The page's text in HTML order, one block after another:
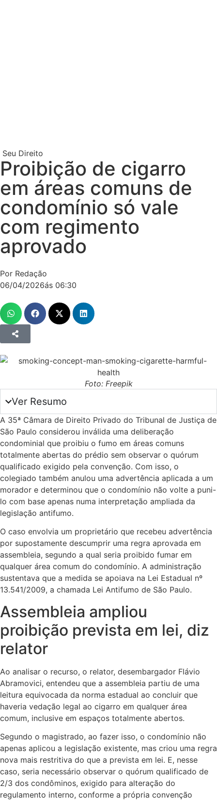
Seu Direito
Proibição de cigarro
em áreas comuns de
condomínio só vale
com regimento
aprovado
Por Redação
06/04/2026ás 06:30
Foto: Freepik
Ver Resumo
A 35ª Câmara de Direito Privado do Tribunal de Justiça de
São Paulo considerou inválida uma deliberação
condominial que proibiu o fumo em áreas comuns
totalmente abertas do prédio sem observar o quórum
qualificado exigido pela convenção. Com isso, o
colegiado também anulou uma advertência aplicada a um
morador e determinou que o condomínio não volte a puni-
lo com base apenas numa interpretação ampliada da
legislação antifumo.
O caso envolvia um proprietário que recebeu advertência
por supostamente descumprir uma regra aprovada em
assembleia, segundo a qual seria proibido fumar em
qualquer área comum do condomínio. A administração
sustentava que a medida se apoiava na Lei Estadual nº
13.541/2009, a chamada Lei Antifumo de São Paulo.
Assembleia ampliou
proibição prevista em lei, diz
relator
Ao analisar o recurso, o relator, desembargador Flávio
Abramovici, entendeu que a assembleia partiu de uma
leitura equivocada da norma estadual ao concluir que
haveria vedação legal ao cigarro em qualquer área
comum, inclusive em espaços totalmente abertos.
Segundo o magistrado, ao fazer isso, o condomínio não
apenas aplicou a legislação existente, mas criou uma regra
nova mais restritiva do que a prevista em lei. E, nesse
caso, seria necessário observar o quórum qualificado de
2/3 dos condôminos, exigido para alteração do
regulamento interno, conforme a própria convenção